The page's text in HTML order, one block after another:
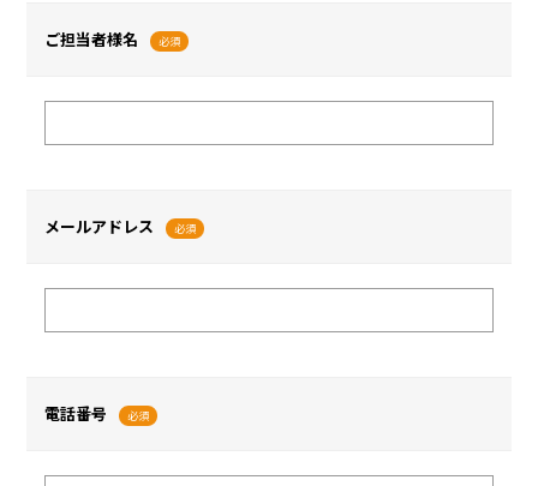
ご担当者様名 必須
メールアドレス 必須
電話番号 必須